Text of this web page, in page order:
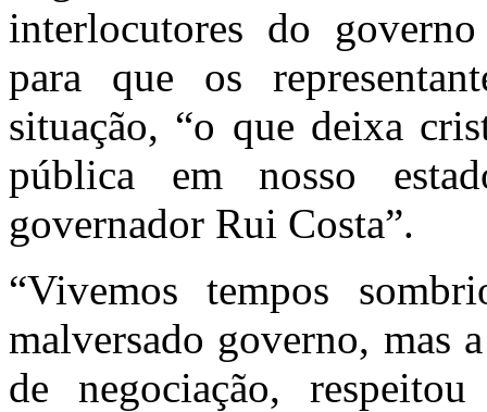
interlocutores do
para que os
situação, “o que deixa
pública em nosso
governador Rui Costa”.
“Vivemos tempos
malversado governo, mas
de negociação,